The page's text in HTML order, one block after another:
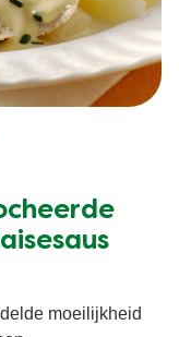
moeilijkheid